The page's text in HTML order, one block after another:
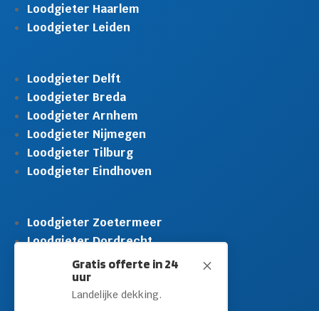
M
Gratis offerte in 24
uur
Landelijke dekking.
Loodgieter Haarlem
Loodgieter Leiden
Loodgieter Delft
Loodgieter Breda
Loodgieter Arnhem
Loodgieter Nijmegen
Loodgieter Tilburg
Loodgieter Eindhoven
Loodgieter Zoetermeer
Loodgieter Dordrecht
Loodgieter Rijswijk
Loodgieter Schiedam
Loodgieter Leidschendam